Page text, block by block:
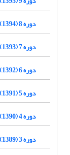
دوره 8 (1394)
دوره 7 (1393)
دوره 6 (1392)
دوره 5 (1391)
دوره 4 (1390)
دوره 3 (1389)